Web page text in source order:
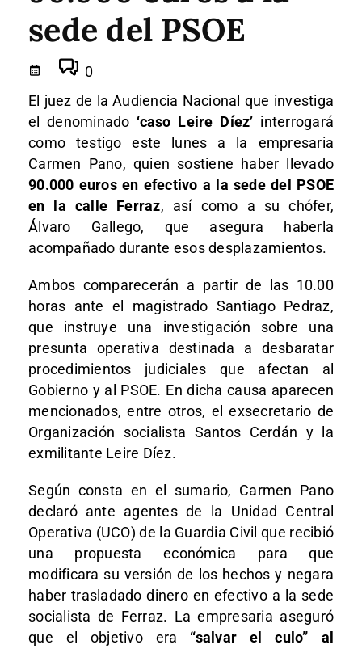
sede del PSOE
0
El juez de la Audiencia Nacional que investiga
el denominado ‘caso Leire Díez’ interrogará
como testigo este lunes a la empresaria
Carmen Pano, quien sostiene haber llevado
90.000 euros en efectivo a la sede del PSOE
en la calle Ferraz, así como a su chófer,
Álvaro Gallego, que asegura haberla
acompañado durante esos desplazamientos.
Ambos comparecerán a partir de las 10.00
horas ante el magistrado Santiago Pedraz,
que instruye una investigación sobre una
presunta operativa destinada a desbaratar
procedimientos judiciales que afectan al
Gobierno y al PSOE. En dicha causa aparecen
mencionados, entre otros, el exsecretario de
Organización socialista Santos Cerdán y la
exmilitante Leire Díez.
Según consta en el sumario, Carmen Pano
declaró ante agentes de la Unidad Central
Operativa (UCO) de la Guardia Civil que recibió
una propuesta económica para que
modificara su versión de los hechos y negara
haber trasladado dinero en efectivo a la sede
socialista de Ferraz. La empresaria aseguró
que el objetivo era “salvar el culo” al